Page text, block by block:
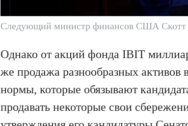
Следующий министр финансов США Скотт
Однако от акций фонда IBIT
же продажа разнообразных
нормы, которые обязывают
продавать некоторые свои